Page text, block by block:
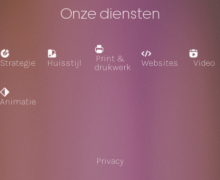
Onze diensten
Strategie Huisstijl
Print &
drukwerk
Websites Video
Animatie
Privacy